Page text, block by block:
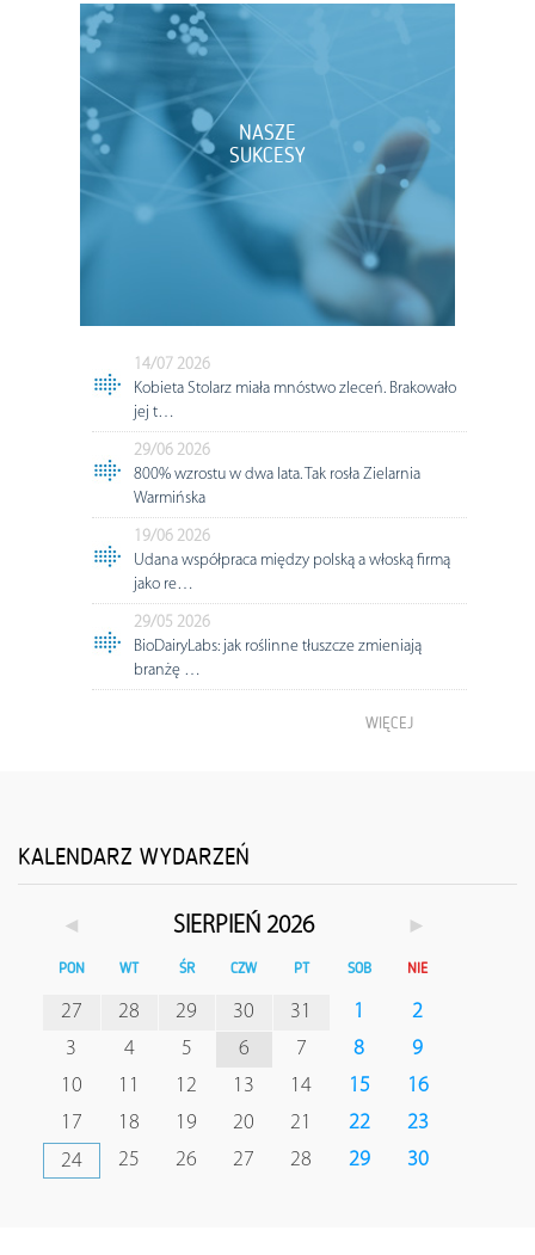
NASZE
SUKCESY
14/07 2026
Kobieta Stolarz miała mnóstwo zleceń. Brakowało
jej t…
29/06 2026
800% wzrostu w dwa lata. Tak rosła Zielarnia
Warmińska
19/06 2026
Udana współpraca między polską a włoską firmą
jako re…
29/05 2026
BioDairyLabs: jak roślinne tłuszcze zmieniają
branżę …
WIĘCEJ
KALENDARZ WYDARZEŃ
◄ SIERPIEŃ 2026 ►
PON WT ŚR CZW PT SOB NIE
27 28 29 30 31 1
2
3
4 5 6 7 8
9
10
11 12 13 14 15
16
17
18 19 20 21 22
23
24
25 26 27 28 29 30